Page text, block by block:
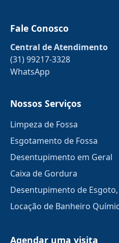
Fale Conosco
Central de Atendimento
(31) 99217-3328
WhatsApp
Nossos Serviços
Limpeza de Fossa
Esgotamento de Fossa
Desentupimento em Geral
Caixa de Gordura
Desentupimento de Esgoto,
Locação de Banheiro
Agendar uma visita